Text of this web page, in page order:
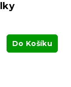
Do Košíku